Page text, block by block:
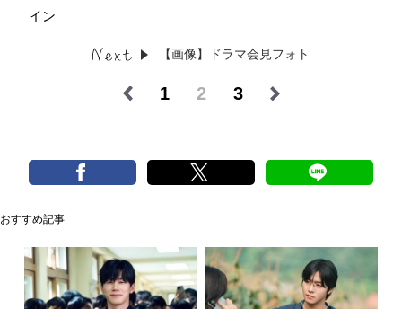
イン
【画像】ドラマ会見フォト
1 2 3
おすすめ記事